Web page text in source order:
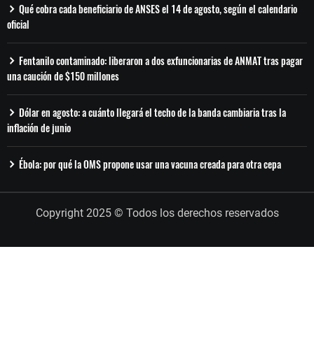
Qué cobra cada beneficiario de ANSES el 14 de agosto, según el calendario
oficial
Fentanilo contaminado: liberaron a dos exfuncionarias de ANMAT tras pagar
una caución de $150 millones
Dólar en agosto: a cuánto llegará el techo de la banda cambiaria tras la
inflación de junio
Ébola: por qué la OMS propone usar una vacuna creada para otra cepa
Copyright 2025 © Todos los derechos reservados